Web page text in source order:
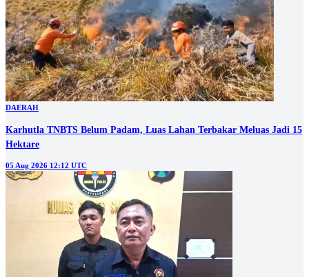
DAERAH
Karhutla TNBTS Belum Padam, Luas Lahan Terbakar Meluas Jadi 15
Hektare
05 Aug 2026 12:12 UTC